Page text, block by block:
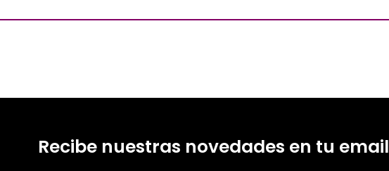
Recibe nuestras novedades en tu email